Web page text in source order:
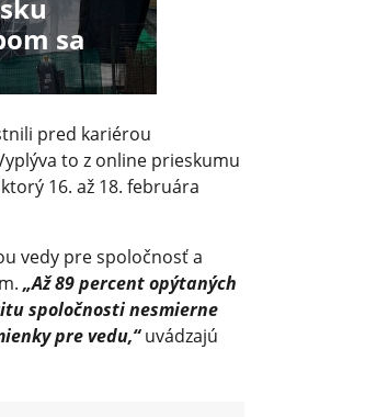
sa
pred kariérou
to z online prieskumu
16. až 18. februára
vedy pre spoločnosť a
„Až 89 percent opýtaných
spoločnosti nesmierne
pre vedu,“uvádzajú